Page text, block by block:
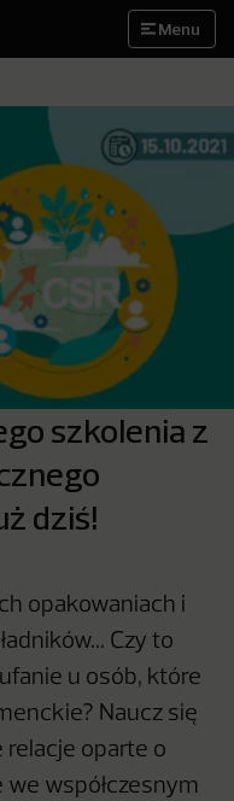
Menu
szkolenia z
dziś!
opakowaniach i
Czy to
u osób, które
Naucz się
relacje oparte o
współczesnym